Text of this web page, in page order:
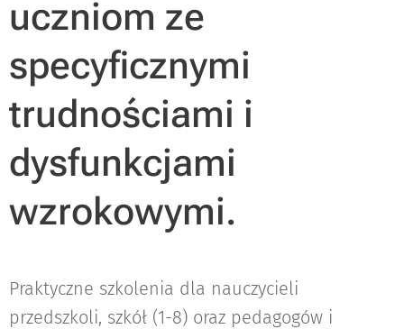
uczniom ze
specyficznymi
trudnościami i
dysfunkcjami
wzrokowymi.
Praktyczne szkolenia dla nauczycieli
przedszkoli, szkół (1-8) oraz pedagogów i